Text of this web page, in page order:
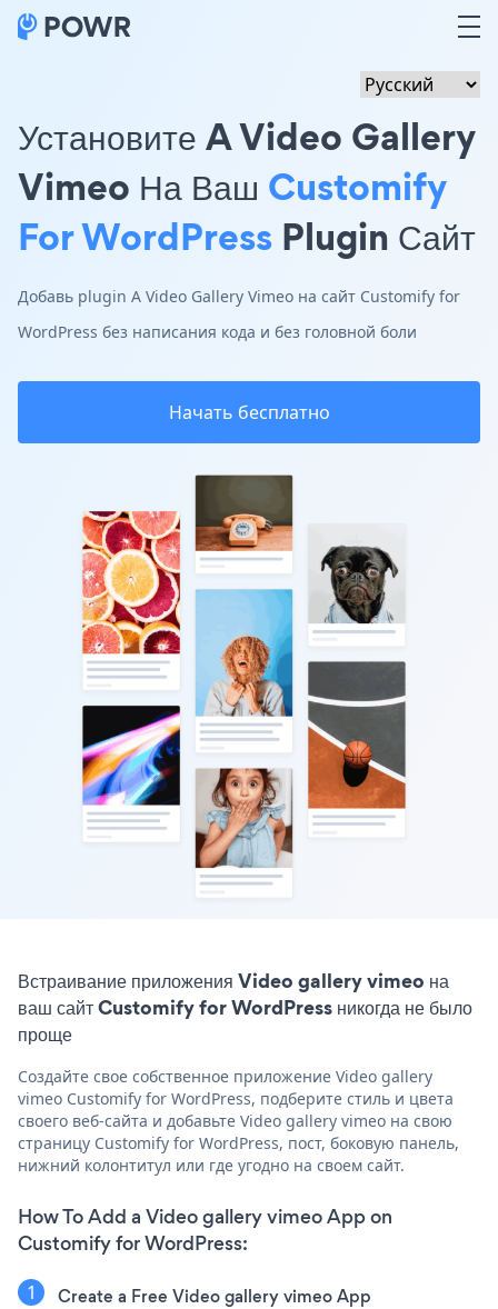
Установите A Video Gallery
Vimeo На Ваш Customify
For WordPress Plugin Сайт
Добавь plugin A Video Gallery Vimeo на сайт Customify for
WordPress без написания кода и без головной боли
Начать бесплатно
Встраивание приложения Video gallery vimeo на
ваш сайт Customify for WordPress никогда не было
проще
Создайте свое собственное приложение Video gallery
vimeo Customify for WordPress, подберите стиль и цвета
своего веб-сайта и добавьте Video gallery vimeo на свою
страницу Customify for WordPress, пост, боковую панель,
нижний колонтитул или где угодно на своем сайт.
How To Add a Video gallery vimeo App on
Customify for WordPress:
Create a Free Video gallery vimeo App